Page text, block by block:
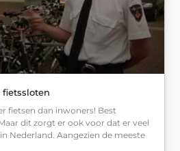
fietssloten
fietsen dan inwoners! Best
dit zorgt er ook voor dat er veel
Nederland. Aangezien de meeste